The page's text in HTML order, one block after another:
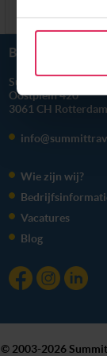
social
met onze
voorkeuren
Prijzen en
BEL ONS 010
Summit Travel B.V.
Oostplein 420
3061 CH Rotterdam
Wie zijn wij?
Vacatures
Blog
© 2003-2026